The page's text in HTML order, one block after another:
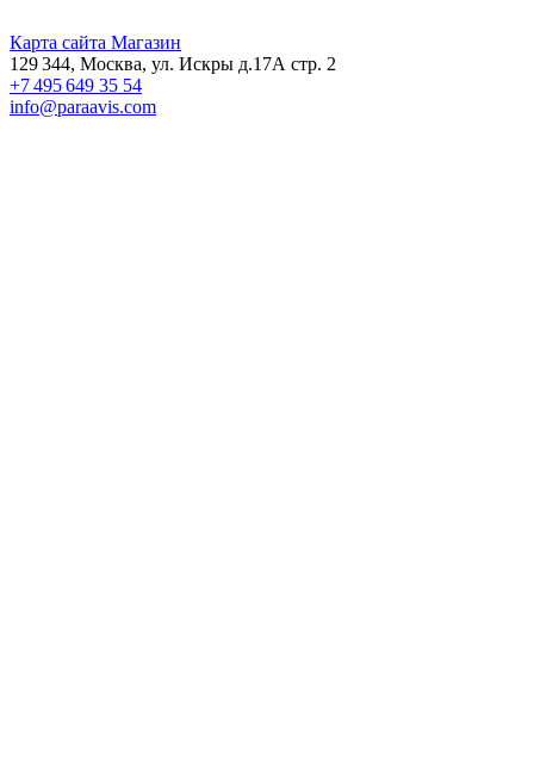
Карта сайта Магазин
129 344, Москва, ул. Искры д.17А стр. 2
+7 495 649 35 54
info@paraavis.com